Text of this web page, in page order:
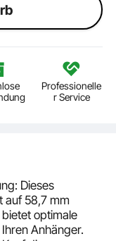
Professionelle
r Service
Dieses
auf 58,7 mm
optimale
Anhänger.